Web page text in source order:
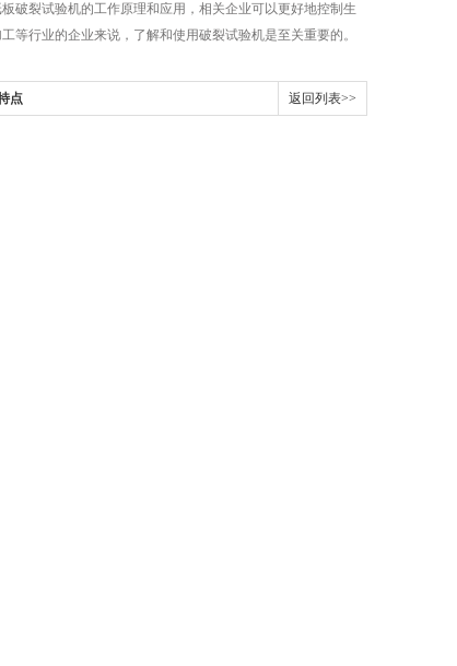
裂试验机的工作原理和应用，相关企业可以更好地控制生
等行业的企业来说，了解和使用破裂试验机是至关重要的。
点 返回列表>>